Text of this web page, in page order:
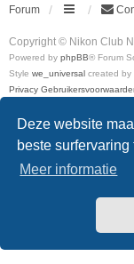
Deze website
beste
Meer informatie
Forum
Copyright © Nikon Club
Powered by phpBB® Forum
Style we_universal created by
Privacy